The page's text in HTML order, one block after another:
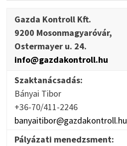
Gazda Kontroll Kft.
9200 Mosonmagyaróvár,
Ostermayer u. 24.
info@gazdakontroll.hu
Szaktanácsadás:
Bányai Tibor
+36-70/411-2246
banyaitibor@gazdakontroll.hu
Pályázati menedzsment: